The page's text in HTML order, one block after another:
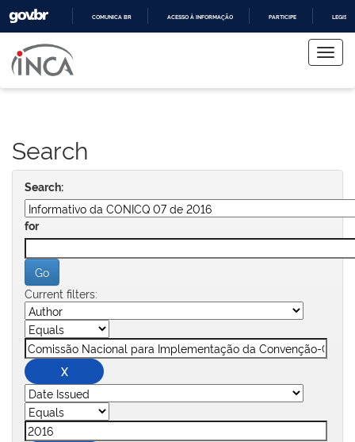
COMUNICA BR ACESSO À INFORMAÇÃO PARTICIPE
navigation
Search
Search:
for
Current filters: